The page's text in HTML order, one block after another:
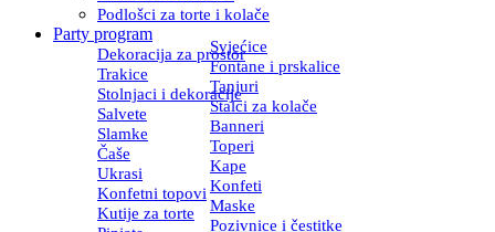
Podlošci za torte i kolače
Party program
Dekoracija za prostor
Svjećice
Trakice
Fontane i prskalice
Stolnjaci i dekoracije
Tanjuri
Salvete
Stalci za kolače
Slamke
Banneri
Čaše
Toperi
Ukrasi
Kape
Konfetni topovi Konfeti
Kutije za torte
Maske
Pozivnice i čestitke